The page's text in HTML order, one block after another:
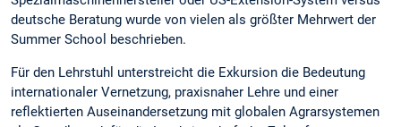
deutsche Beratung wurde von vielen als größter Mehrwert der
Summer School beschrieben.
Für den Lehrstuhl unterstreicht die Exkursion die Bedeutung
internationaler Vernetzung, praxisnaher Lehre und einer
reflektierten Auseinandersetzung mit globalen Agrarsystemen